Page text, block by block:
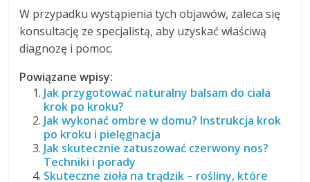
W przypadku wystąpienia tych objawów, zaleca się
konsultację ze specjalistą, aby uzyskać właściwą
diagnozę i pomoc.
Powiązane wpisy:
Jak przygotować naturalny balsam do ciała
krok po kroku?
Jak wykonać ombre w domu? Instrukcja krok
po kroku i pielęgnacja
Jak skutecznie zatuszować czerwony nos?
Techniki i porady
Skuteczne zioła na trądzik – rośliny, które